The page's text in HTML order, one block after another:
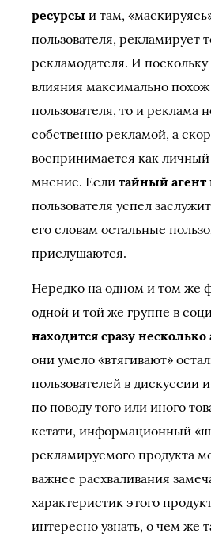
ресурсы и там,
пользователя, рекламирует
рекламодателя. И
влияния максимально похож
пользователя, то и реклама
собственно рекламой, а
воспринимается как
мнение. Если тайный
пользователя успел
его словам остальные
прислушаются.
Нередко на одном и том же
одной и той же группе в
находится сразу
они умело «втягивают»
пользователей в дискуссии
по поводу того или иного
кстати, информационный
рекламируемого продукта
важнее расхваливания
характеристик этого
интересно узнать, о чем же